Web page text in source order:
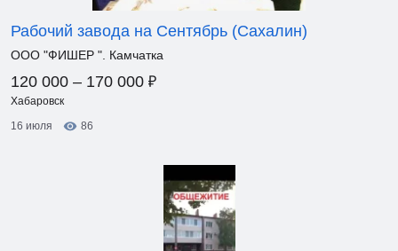
Рабочий завода на Сентябрь (Сахалин)
ООО "ФИШЕР ". Камчатка
120 000 – 170 000 ₽
Хабаровск
16 июля
86